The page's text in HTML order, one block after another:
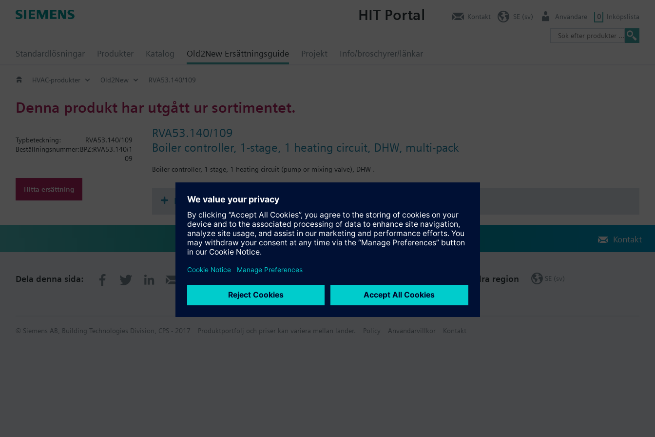
Standardlösningar Produkter Katalog Old2New Ersättningsguide Projekt Info/broschyrer/länkar
HIT Portal Kontakt SE (sv) Användare 0 Inköpslista
HVAC-produkter Old2New RVA53.140/109
Denna produkt har utgått ur sortimentet.
RVA53.140/109
Boiler controller, 1-stage, 1 heating circuit, DHW, multi-pack
Boiler controller, 1-stage, 1 heating circuit (pump or mixing valve), DHW .
Typbeteckning:
RVA53.140/109
Beställningsnummer:BPZ:RVA53.140/1
09
Hitta ersättning
Dokumentation
Kontakt
Dela denna sida: Ändra region SE (sv)
© Siemens AB, Building Technologies Division, CPS - 2017 Produktportfölj och priser kan variera mellan länder. Policy Användarvillkor Kontakt